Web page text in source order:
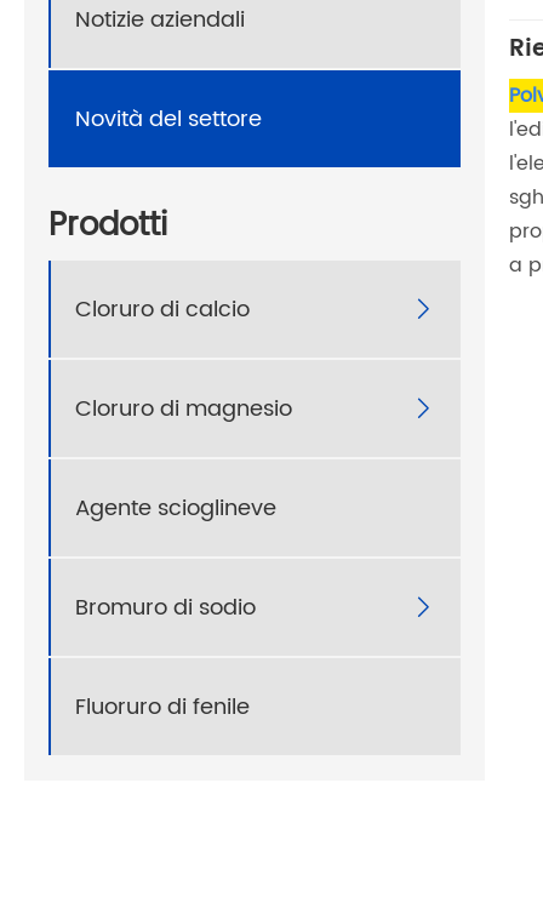
Notizie aziendali
Novità del settore
Prodotti
Cloruro di calcio 
Cloruro di magnesio 
Agente scioglineve
Bromuro di sodio 
Fluoruro di fenile
a